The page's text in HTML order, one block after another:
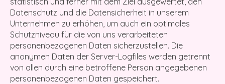
Datenschutz und die Datensicherheit in unserem
Unternehmen zu erhöhen, um auch ein optimales
Schutzniveau für die von uns verarbeiteten
personenbezogenen Daten sicherzustellen. Die
anonymen Daten der Server-Logfiles werden getrennt
von allen durch eine betroffene Person angegebenen
personenbezogenen Daten gespeichert.